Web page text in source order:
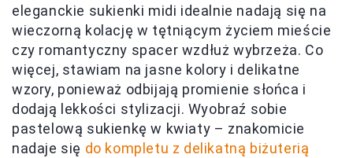
eleganckie sukienki midi idealnie nadają się na
wieczorną kolację w tętniącym życiem mieście
czy romantyczny spacer wzdłuż wybrzeża. Co
więcej, stawiam na jasne kolory i delikatne
wzory, ponieważ odbijają promienie słońca i
dodają lekkości stylizacji. Wyobraź sobie
pastelową sukienkę w kwiaty – znakomicie
nadaje się do kompletu z delikatną biżuterią